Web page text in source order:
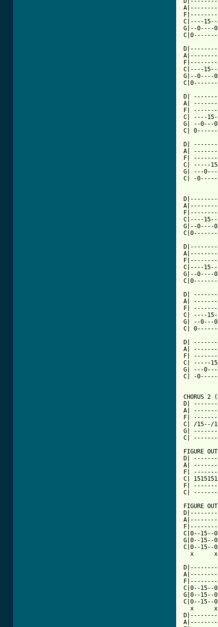
C|----
G|--0----
C|----
G|--
D|
A|
F|
C| ----
G| --0---
C|
D|
A|
F|
C| -----
G| ---
C| -
C|----
G|--0----
C|----
G|--
D|
A|
F|
C| ----
G| --0---
C|
D|
A|
F|
C| -----
G| ---
C| -
CHORUS 2
D|
A|
F|
C| /15--/
G|
C|
FIGURE
D|
A|
F|
C|
F|
C|
FIGURE
C|0--
G|0--
C|0--
x
C|0--
G|0--
C|0--
x